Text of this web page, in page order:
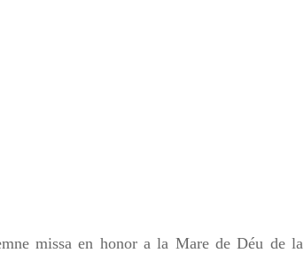
missa en honor a la Mare de Déu de la